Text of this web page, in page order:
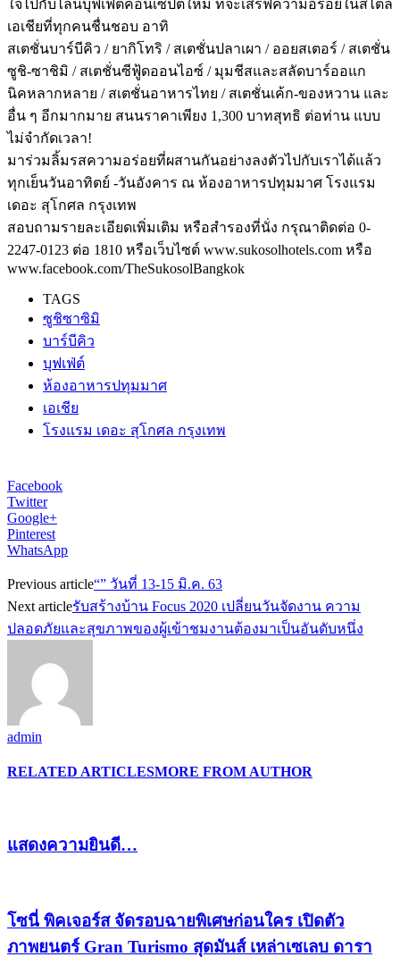
ใจไปกับไลน์บุฟเฟ่ต์คอนเซ็ปต์ใหม่ ที่จะเสิร์ฟความอร่อยในสไตล์
เอเชียที่ทุกคนชื่นชอบ อาทิ
สเตชั่นบาร์บีคิว / ยากิโทริ / สเตชั่นปลาเผา / ออยสเตอร์ / สเตชั่น
ซูชิ-ซาชิมิ / สเตชั่นซีฟู้ดออนไอซ์ / มุมชีสและสลัดบาร์ออแก
นิคหลากหลาย / สเตชั่นอาหารไทย / สเตชั่นเค้ก-ของหวาน และ
อื่น ๆ อีกมากมาย สนนราคาเพียง 1,300 บาทสุทธิ ต่อท่าน แบบ
ไม่จำกัดเวลา!
มาร่วมลิ้มรสความอร่อยที่ผสานกันอย่างลงตัวไปกับเราได้แล้ว
ทุกเย็นวันอาทิตย์ -วันอังคาร ณ ห้องอาหารปทุมมาศ โรงแรม
เดอะ สุโกศล กรุงเทพ
สอบถามรายละเอียดเพิ่มเติม หรือสำรองที่นั่ง กรุณาติดต่อ 0-
2247-0123 ต่อ 1810 หรือเว็บไซต์ www.sukosolhotels.com หรือ
www.facebook.com/TheSukosolBangkok
TAGS
ซูชิซาซิมิ
บาร์บีคิว
บุฟเฟ่ต์
ห้องอาหารปทุมมาศ
เอเชีย
โรงแรม เดอะ สุโกศล กรุงเทพ
Facebook
Twitter
Google+
Pinterest
WhatsApp
Previous article“” วันที่ 13-15 มิ.ค. 63
Next articleรับสร้างบ้าน Focus 2020 เปลี่ยนวันจัดงาน ความ
ปลอดภัยและสุขภาพของผู้เข้าชมงานต้องมาเป็นอันดับหนึ่ง
admin
RELATED ARTICLESMORE FROM AUTHOR
แสดงความยินดี…
โซนี่ พิคเจอร์ส จัดรอบฉายพิเศษก่อนใคร เปิดตัว
ภาพยนตร์ Gran Turismo สุดมันส์ เหล่าเซเลบ ดารา